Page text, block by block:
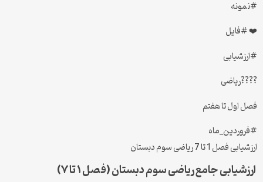
#نمونه
❤️ #فایل
#ارزشیابی
????ریاضی
فصل اول تا هفتم
#فروردین_ماه
ارزشیابی فصل 1 تا 7 ریاضی سوم دبستان
ارزشیابی جامع ریاضی سوم دبستان (فصل ۱ تا ۷)